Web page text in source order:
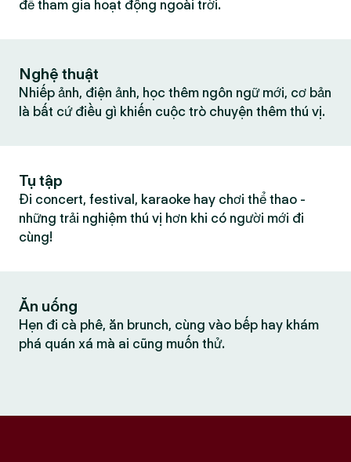
để tham gia hoạt động ngoài trời.
Nghệ thuật
Nhiếp ảnh, điện ảnh, học thêm ngôn ngữ mới, cơ bản
là bất cứ điều gì khiến cuộc trò chuyện thêm thú vị.
Tụ tập
Đi concert, festival, karaoke hay chơi thể thao -
những trải nghiệm thú vị hơn khi có người mới đi
cùng!
Ăn uống
Hẹn đi cà phê, ăn brunch, cùng vào bếp hay khám
phá quán xá mà ai cũng muốn thử.